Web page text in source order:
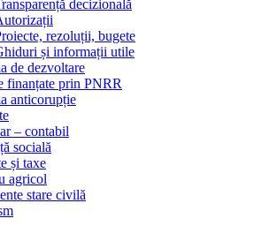
decizională
rezoluții, bugete
și informații utile
de dezvoltare
finanțate prin PNRR
anticorupție
– contabil
socială
și taxe
agricol
stare civilă